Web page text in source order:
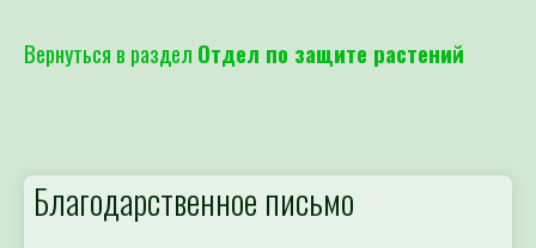
Вернуться в раздел Отдел по защите растений
Благодарственное письмо